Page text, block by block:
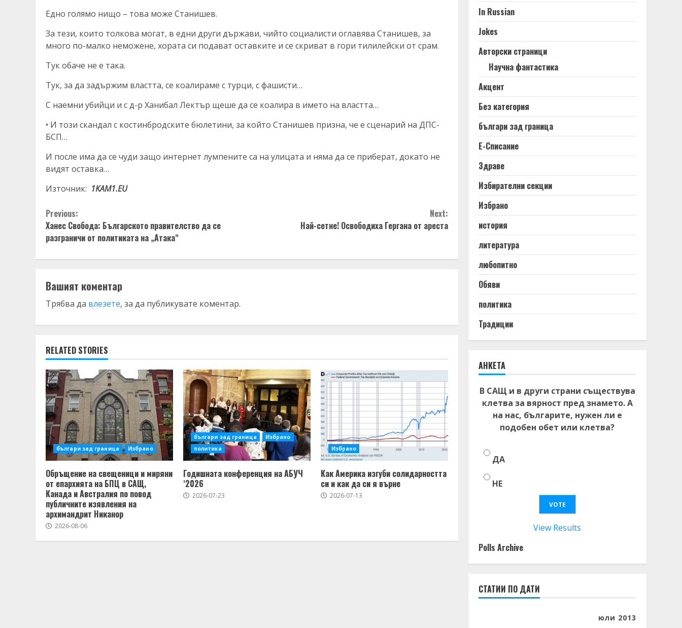
Едно голямо нищо – това може Станишев.
За тези, които толкова могат, в едни други държави, чийто социалисти оглавява Станишев, за
много по-малко неможене, хората си подават оставките и се скриват в гори тилилейски от срам.
Тук обаче не е така.
Тук, за да задържим властта, се коалираме с турци, с фашисти…
С наемни убийци и с д-р Ханибал Лектър щеше да се коалира в името на властта…
• И този скандал с костинбродските бюлетини, за който Станишев призна, че е сценарий на ДПС-
БСП…
И после има да се чуди защо интернет лумпените са на улицата и няма да се приберат, докато не
видят оставка…
Източник: 1KAM1.EU
Continue
Reading
Previous:
Ханес Свобода: Българското правителство да се
разграничи от политиката на „Атака“
Next:
Най-сетне! Освободиха Гергана от ареста
Вашият коментар
Трябва да влезете, за да публикувате коментар.
RELATED STORIES
българи зад граница Избрано
Обръщение на свещеници и миряни
от епархията на БПЦ в САЩ,
Канада и Австралия по повод
публичните изявления на
архимандрит Никанор
2026-08-06
българи зад граница
Избрано
политика
Годишната конференция на АБУЧ
‘2026
2026-07-23
Избрано
Как Америка изгуби солидарността
си и как да си я върне
2026-07-13
In Russian
Jokes
Авторски страници
Научна фантастика
Акцент
Без категория
българи зад граница
Е-Списание
Здраве
Избирателни секции
Избрано
история
литература
любопитно
Обяви
политика
Традиции
АНКЕТА
В САЩ и в други страни съществува
клетва за вярност пред знамето. А
на нас, българите, нужен ли е
подобен обет или клетва?
ДА
НЕ
View Results
Polls Archive
СТАТИИ ПО ДАТИ
юли 2013